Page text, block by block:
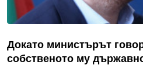
Докато министърът
собственото му